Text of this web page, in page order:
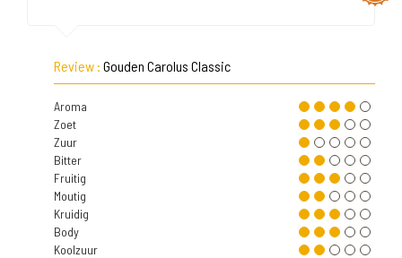
Review : Gouden Carolus Classic
Aroma
Zoet
Zuur
Bitter
Fruitig
Moutig
Kruidig
Body
Koolzuur